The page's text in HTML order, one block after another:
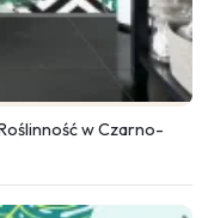
w Czarno-